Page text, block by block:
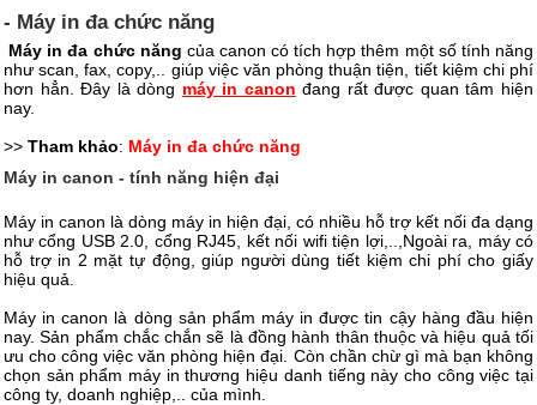
- Máy in đa chức năng
Máy in đa chức năng của canon có tích hợp thêm một số tính năng
như scan, fax, copy,.. giúp việc văn phòng thuận tiện, tiết kiệm chi phí
hơn hẳn. Đây là dòng máy in canon đang rất được quan tâm hiện
nay.
>> Tham khảo: Máy in đa chức năng
Máy in canon - tính năng hiện đại
Máy in canon là dòng máy in hiện đại, có nhiều hỗ trợ kết nối đa dạng
như cổng USB 2.0, cổng RJ45, kết nối wifi tiện lợi,..,Ngoài ra, máy có
hỗ trợ in 2 mặt tự động, giúp người dùng tiết kiệm chi phí cho giấy
hiệu quả.
Máy in canon là dòng sản phẩm máy in được tin cậy hàng đầu hiện
nay. Sản phẩm chắc chắn sẽ là đồng hành thân thuộc và hiệu quả tối
ưu cho công việc văn phòng hiện đại. Còn chần chừ gì mà bạn không
chọn sản phẩm máy in thương hiệu danh tiếng này cho công việc tại
công ty, doanh nghiệp,.. của mình.